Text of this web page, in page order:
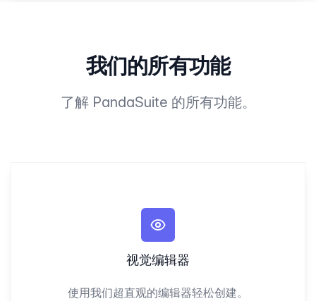
我们的所有功能
了解 PandaSuite 的所有功能。
视觉编辑器
使用我们超直观的编辑器轻松创建。